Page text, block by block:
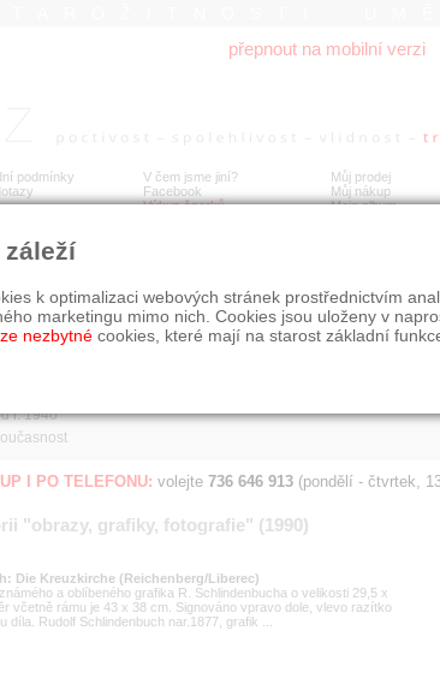
přepnout na mobilní verzi
podmínky
V čem jsme jiní?
Facebook
Výkup šperků
Můj prodej
Můj nákup
Moje album
HLEDÁNÍ
OBDOBÍ
r. 1800
r. 1940
STÁŘÍ NABÍDKY
všechno
jen poslední den
ŘAZENÍ
podle
I PO TELEFONU: volejte 736 646 913 (pondělí - čtvrtek,
"obrazy, grafiky, fotografie" (1990)
Die Kreuzkirche (Reichenberg/Liberec)
a oblíbeného grafika R. Schlindenbucha o velikosti 29,5 x
včetně rámu je 43 x 38 cm. Signováno vpravo dole, vlevo razítko
díla. Rudolf Schlindenbuch nar.1877, grafik ...
k optimalizaci webových stránek prostřednictvím
marketingu mimo nich. Cookies jsou uloženy v
nezbytné cookies, které mají na starost základní